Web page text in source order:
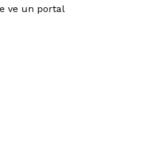
ve un portal